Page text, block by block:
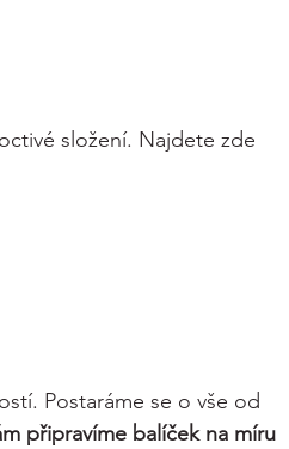
složení. Najdete zde
Postaráme se o vše od
připravíme balíček na míru